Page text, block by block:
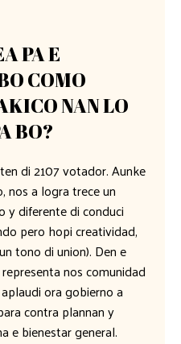
PA E
COMO
NAN LO
BO?
di 2107 votador. Aunke
nos a logra trece un
diferente di conduci
pero hopi creatividad,
tono di union). Den e
nos comunidad
ora gobierno a
contra plannan y
e bienestar general.